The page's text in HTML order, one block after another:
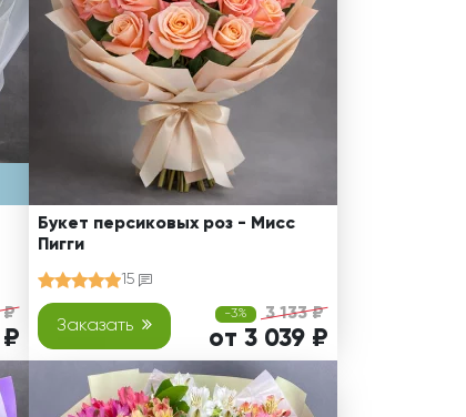
₽
₽
Букет персиковых роз - Мисс
Пигги
15
Заказать
-3% 3 133 ₽
от 3 039 ₽